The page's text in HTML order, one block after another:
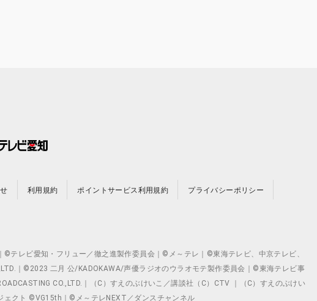
利用規約 ポイントサービス利用規約 プライバシーポリシー
レビ愛知・フリュー／徹之進製作委員会｜©メ～テレ｜©東海テレビ、中京テレビ、
｜©2023 二月 公/KADOKAWA/声優ラジオのウラオモテ製作委員会｜©東海テレビ事
CO.,LTD.｜（C）すえのぶけいこ／講談社（C）CTV ｜（C）すえのぶけい
ェクト ©VG15th｜©メ～テレNEXT／ダンスチャンネル